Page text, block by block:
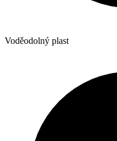
Voděodolný plast